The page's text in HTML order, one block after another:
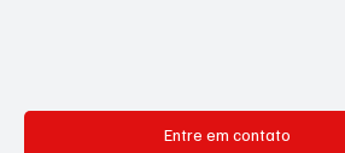
Entre em contato